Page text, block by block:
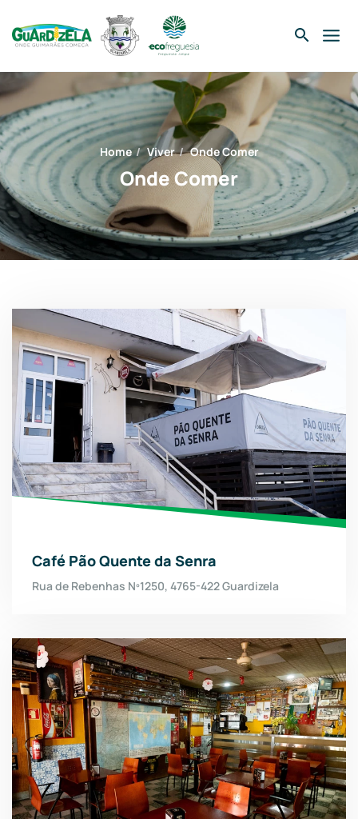
content
Home Viver Onde Comer
Onde Comer
Café Pão Quente da Senra
Rua de Rebenhas Nº1250, 4765-422 Guardizela